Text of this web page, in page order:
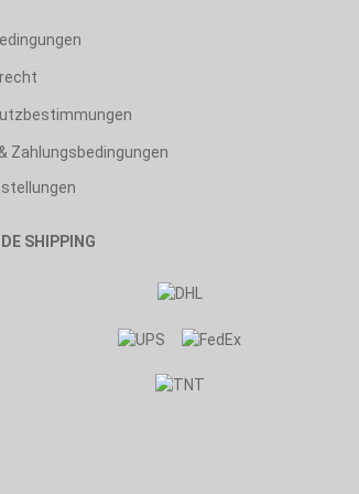
Zahlungsbedingungen
SHIPPING